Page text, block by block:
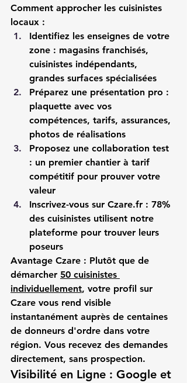
Comment approcher les cuisinistes
locaux :
Identifiez les enseignes de votre
zone : magasins franchisés,
cuisinistes indépendants,
grandes surfaces spécialisées
Préparez une présentation pro :
plaquette avec vos
compétences, tarifs, assurances,
photos de réalisations
Proposez une collaboration test
: un premier chantier à tarif
compétitif pour prouver votre
valeur
Inscrivez-vous sur Czare.fr : 78%
des cuisinistes utilisent notre
plateforme pour trouver leurs
poseurs
Avantage Czare : Plutôt que de
démarcher 50 cuisinistes
individuellement, votre profil sur
Czare vous rend visible
instantanément auprès de centaines
de donneurs d'ordre dans votre
région. Vous recevez des demandes
directement, sans prospection.
Visibilité en Ligne : Google et